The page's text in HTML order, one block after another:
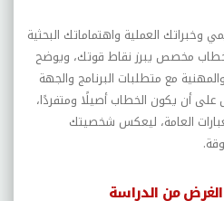
وخبراتك العملية واهتماماتك البحثية
مخصص يبرز نقاط قوتك، ويوضح
مع متطلبات البرنامج والجهة
أن يكون الخطاب أصيلًا ومتفردًا،
العامة، ليعكس شخصيتك
من الدراسة